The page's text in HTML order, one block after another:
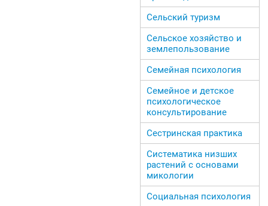
Сельский туризм
Сельское хозяйство и
землепользование
Семейная психология
Семейное и детское
психологическое
консультирование
Сестринская практика
Систематика низших
растений с основами
микологии
Социальная психология